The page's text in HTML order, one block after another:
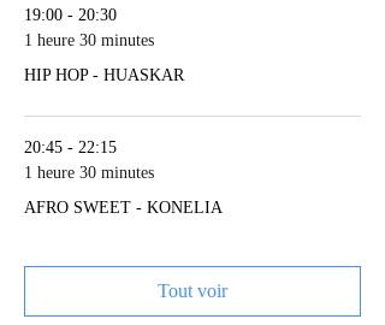
19:00 - 20:30
1 heure 30 minutes
HIP HOP - HUASKAR
20:45 - 22:15
1 heure 30 minutes
AFRO SWEET - KONELIA
Tout voir